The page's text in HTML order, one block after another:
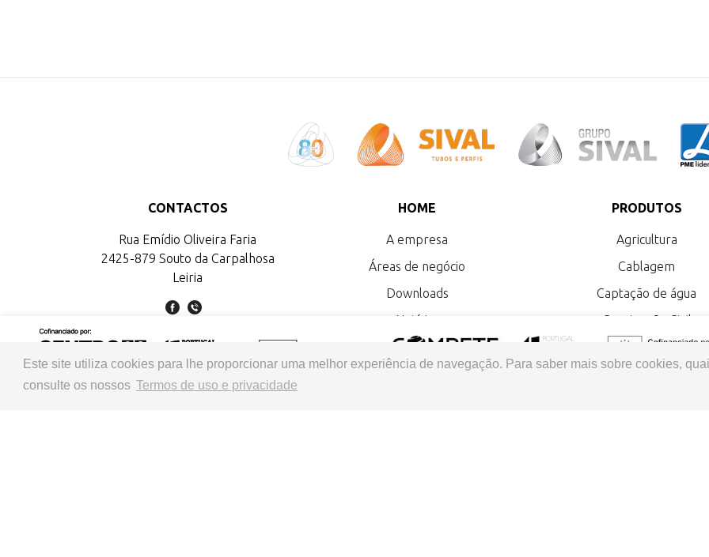
Este site utiliza cookies para lhe proporcionar uma melhor experiência de navegação. Para saber mais sobre cookies,
consulte os nossos Termos de uso e privacidade
CONTACTOS
Rua Emídio Oliveira Faria
2425-879 Souto da Carpalhosa
Leiria
HOME
A empresa
Áreas de negócio
Downloads
Notícias
PRODUTOS
Agricultura
Cablagem
Captação de água
Construção Civil
Saneamento